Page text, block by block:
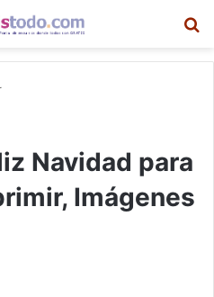
Navidad para
Imágenes